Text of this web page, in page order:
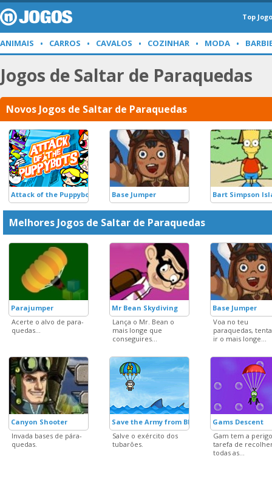
Top
ANIMAIS CARROS CAVALOS COZINHAR MODA
Jogos de Saltar de Paraquedas
Novos Jogos de Saltar de Paraquedas
Attack of the Puppybots Base Jumper Bart Simpson
Melhores Jogos de Saltar de Paraquedas
Parajumper
Acerte o alvo de para-
quedas...
Mr Bean Skydiving
Lança o Mr. Bean o
mais longe que
conseguires...
Base Jumper
Voa no teu
paraquedas,
ir o mais longe...
Canyon Shooter
Invada bases de pára-
quedas.
Save the Army from Blue Shark
Salve o exército dos
tubarões.
Gams Descent
Gam tem a
tarefa de
todas as...